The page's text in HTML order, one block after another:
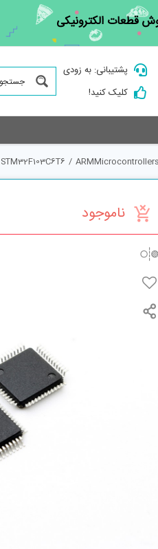
قطعات الکترونیکی
پشتیبانی: به زودی
کلیک کنید!
/
STM32F103C6T6
ناموجود